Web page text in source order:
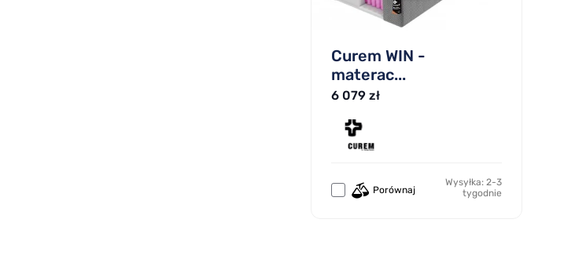
Curem WIN -
materac...
6 079 zł
Porównaj
Wysyłka: 2-3
tygodnie